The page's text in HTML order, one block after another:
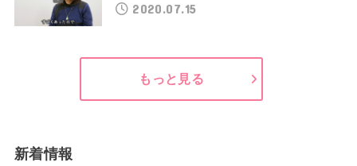
2020.07.15
もっと見る
新着情報